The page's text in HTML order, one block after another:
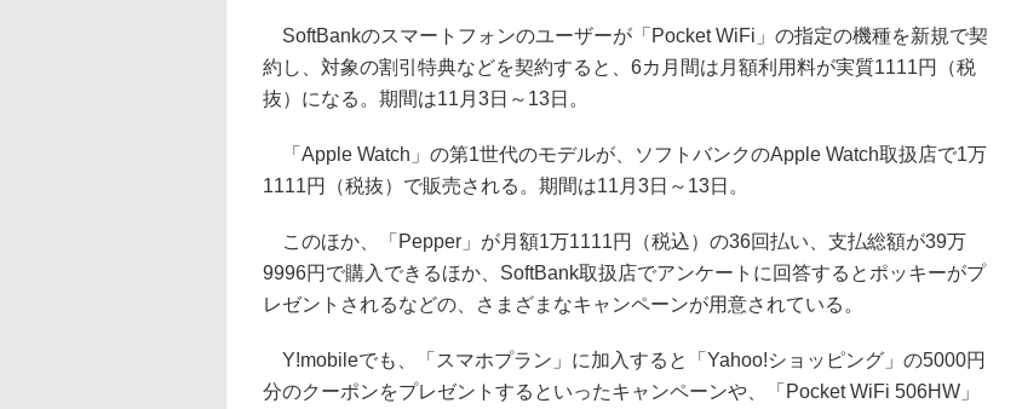
SoftBankのスマートフォンのユーザーが「Pocket WiFi」の指定の機種を新規で契
約し、対象の割引特典などを契約すると、6カ月間は月額利用料が実質1111円（税
抜）になる。期間は11月3日～13日。
「Apple Watch」の第1世代のモデルが、ソフトバンクのApple Watch取扱店で1万
1111円（税抜）で販売される。期間は11月3日～13日。
このほか、「Pepper」が月額1万1111円（税込）の36回払い、支払総額が39万
9996円で購入できるほか、SoftBank取扱店でアンケートに回答するとポッキーがプ
レゼントされるなどの、さまざまなキャンペーンが用意されている。
Y!mobileでも、「スマホプラン」に加入すると「Yahoo!ショッピング」の5000円
分のクーポンをプレゼントするといったキャンペーンや、「Pocket WiFi 506HW」